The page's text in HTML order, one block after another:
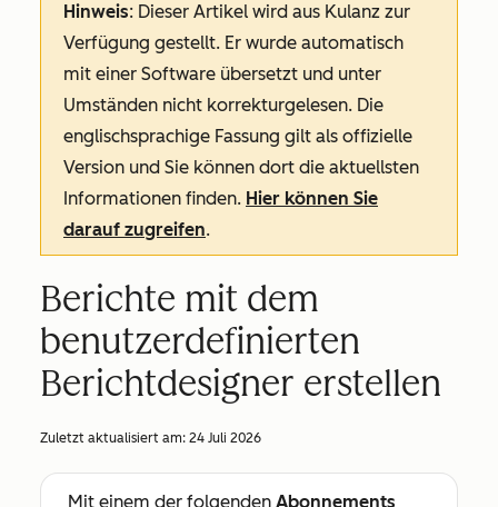
Hinweis: Dieser Artikel wird aus Kulanz zur
Verfügung gestellt. Er wurde automatisch
mit einer Software übersetzt und unter
Umständen nicht korrekturgelesen. Die
englischsprachige Fassung gilt als offizielle
Version und Sie können dort die aktuellsten
Informationen finden. Hier können Sie
darauf zugreifen.
Berichte mit dem
benutzerdefinierten
Berichtdesigner erstellen
Zuletzt aktualisiert am: 24 Juli 2026
Mit einem der folgenden Abonnements